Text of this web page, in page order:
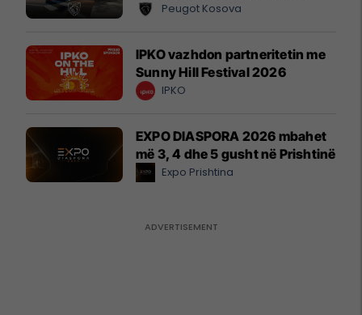
Peugot Kosova
IPKO vazhdon partneritetin me
Sunny Hill Festival 2026
IPKO
EXPO DIASPORA 2026 mbahet
më 3, 4 dhe 5 gusht në Prishtinë
Expo Prishtina